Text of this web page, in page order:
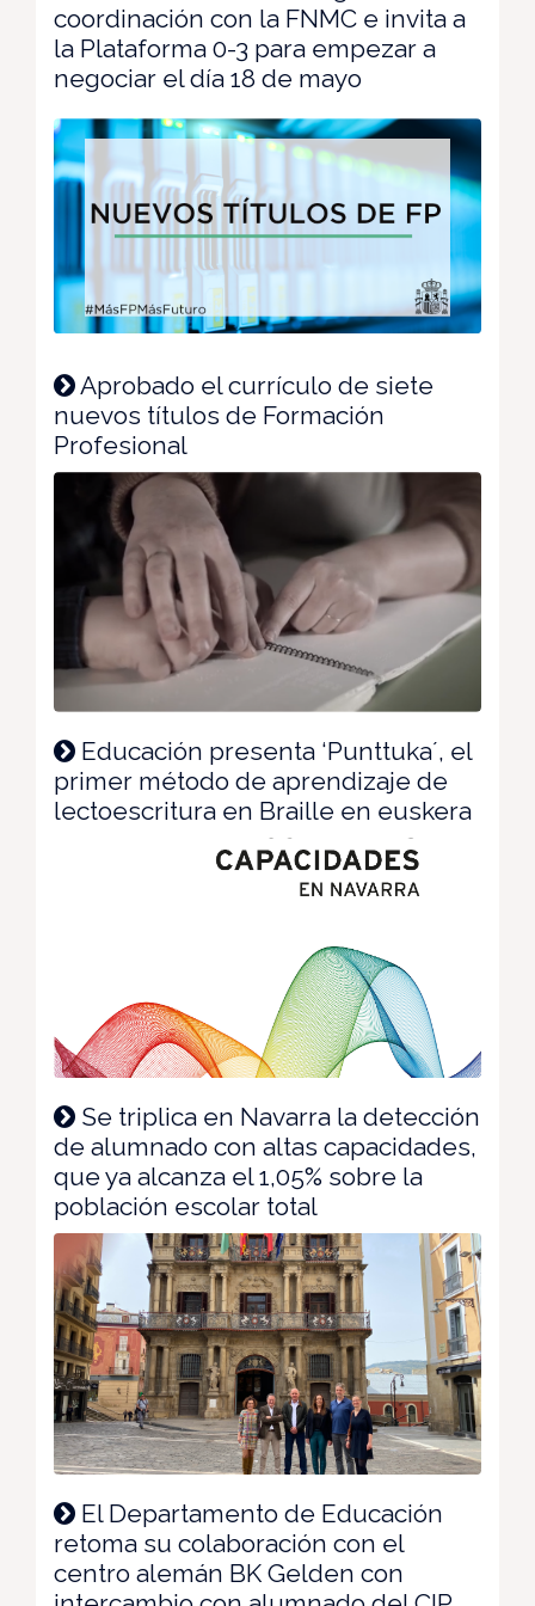
coordinación con la FNMC e invita a
la Plataforma 0-3 para empezar a
negociar el día 18 de mayo
Aprobado el currículo de siete
nuevos títulos de Formación
Profesional
Educación presenta ‘Punttuka´, el
primer método de aprendizaje de
lectoescritura en Braille en euskera
Se triplica en Navarra la detección
de alumnado con altas capacidades,
que ya alcanza el 1,05% sobre la
población escolar total
El Departamento de Educación
retoma su colaboración con el
centro alemán BK Gelden con